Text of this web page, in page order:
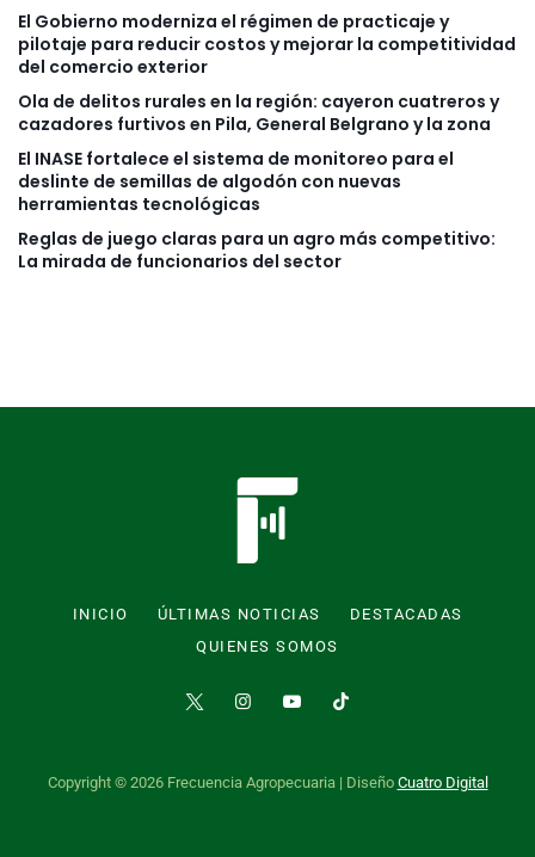
El Gobierno moderniza el régimen de practicaje y
pilotaje para reducir costos y mejorar la competitividad
del comercio exterior
Ola de delitos rurales en la región: cayeron cuatreros y
cazadores furtivos en Pila, General Belgrano y la zona
El INASE fortalece el sistema de monitoreo para el
deslinte de semillas de algodón con nuevas
herramientas tecnológicas
Reglas de juego claras para un agro más competitivo:
La mirada de funcionarios del sector
INICIO ÚLTIMAS NOTICIAS
DESTACADAS
QUIENES SOMOS
Copyright © 2026 Frecuencia Agropecuaria | Diseño Cuatro Digital